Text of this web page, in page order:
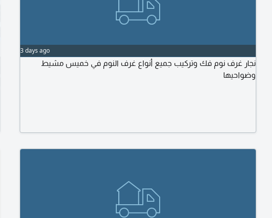
3 days ago
نجار غرف نوم فك وتركيب جميع أنواع غرف النوم في خميس مشيط
وضواحيها